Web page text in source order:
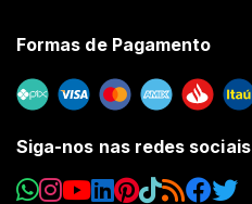
Formas de Pagamento
Siga-nos nas redes sociais